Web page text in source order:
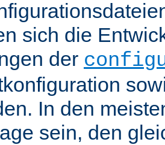
sich die
der
In den
sein, den